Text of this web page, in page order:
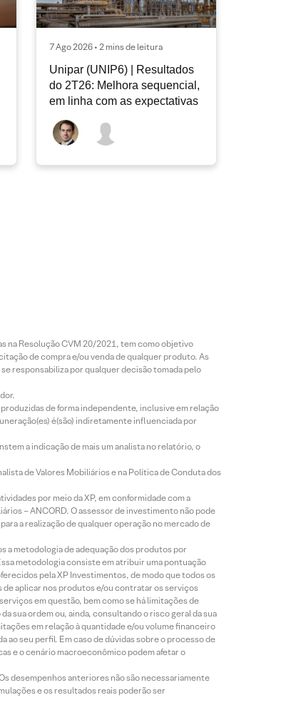
7 Ago 2026 • 2 mins de leitura
Unipar (UNIP6) | Resultados
do 2T26: Melhora sequencial,
em linha com as expectativas
na Resolução CVM 20/2021, tem como objetivo
de compra e/ou venda de qualquer produto. As
responsabiliza por qualquer decisão tomada pelo
de forma independente, inclusive em relação
é(são) indiretamente influenciada por
a indicação de mais um analista no relatório, o
de Valores Mobiliários e na Política de Conduta dos
por meio da XP, em conformidade com a
– ANCORD. O assessor de investimento não pode
a realização de qualquer operação no mercado de
a metodologia de adequação dos produtos por
metodologia consiste em atribuir uma pontuação
pela XP Investimentos, de modo que todos os
aplicar nos produtos e/ou contratar os serviços
em questão, bem como se há limitações de
sua ordem ou, ainda, consultando o risco geral da sua
em relação à quantidade e/ou volume financeiro
ao seu perfil. Em caso de dúvidas sobre o processo de
e o cenário macroeconômico podem afetar o
desempenhos anteriores não são necessariamente
e os resultados reais poderão ser